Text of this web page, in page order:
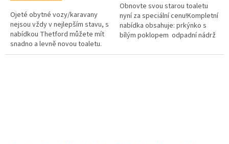
Ojeté obytné vozy/karavany
nejsou vždy v nejlepším stavu, s
nabídkou Thetford můžete mít
snadno a levně novou toaletu.
5
hvězdiček.
Obnovte svou starou toaletu
nyní za speciální cenu!Kompletní
nabídka obsahuje: prkýnko s
bílým poklopem odpadní nádrž
kazetové nádrže...